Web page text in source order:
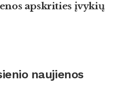
apskrities įvykių
naujienos